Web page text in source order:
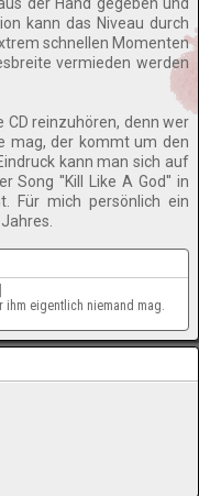
kann das Niveau durch
schnellen Momenten
vermieden werden
CD reinzuhören, denn wer
mag, der kommt um den
kann man sich auf
Song ''Kill Like A God'' in
Für mich persönlich ein
ihm eigentlich niemand mag.